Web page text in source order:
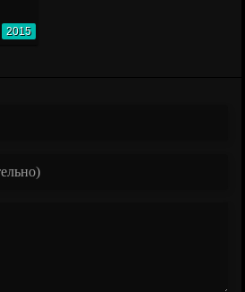
2015